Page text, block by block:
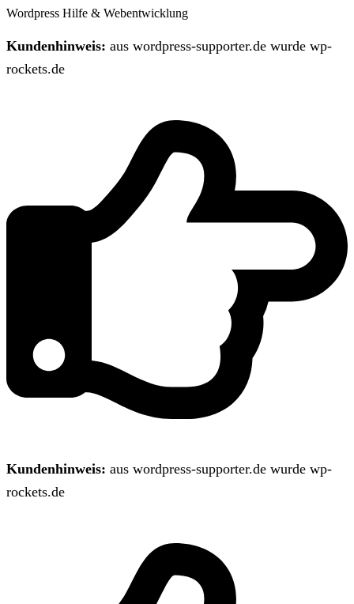
Wordpress Hilfe & Webentwicklung
Kundenhinweis: aus wordpress-supporter.de wurde wp-
rockets.de
Kundenhinweis: aus wordpress-supporter.de wurde wp-
rockets.de